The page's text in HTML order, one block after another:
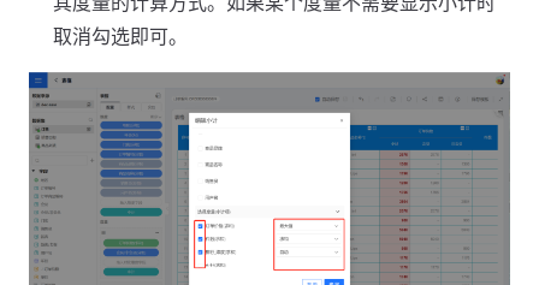
取消勾选即可。